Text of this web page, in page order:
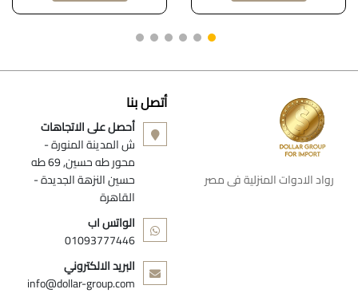
رواد الادوات المنزلية فى مصر
أتصل بنا
أحصل على الاتجاهات
ش المدينة المنورة -
محور طه حسين, 69 طه
حسين النزهة الجديدة -
القاهرة
الواتس اب
01093777446
البريد الالكتروني
info@dollar-group.com